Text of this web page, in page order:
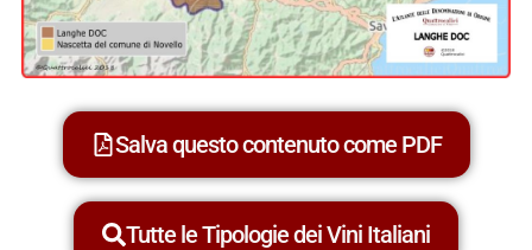
Salva questo contenuto come PDF
Tutte le Tipologie dei Vini Italiani